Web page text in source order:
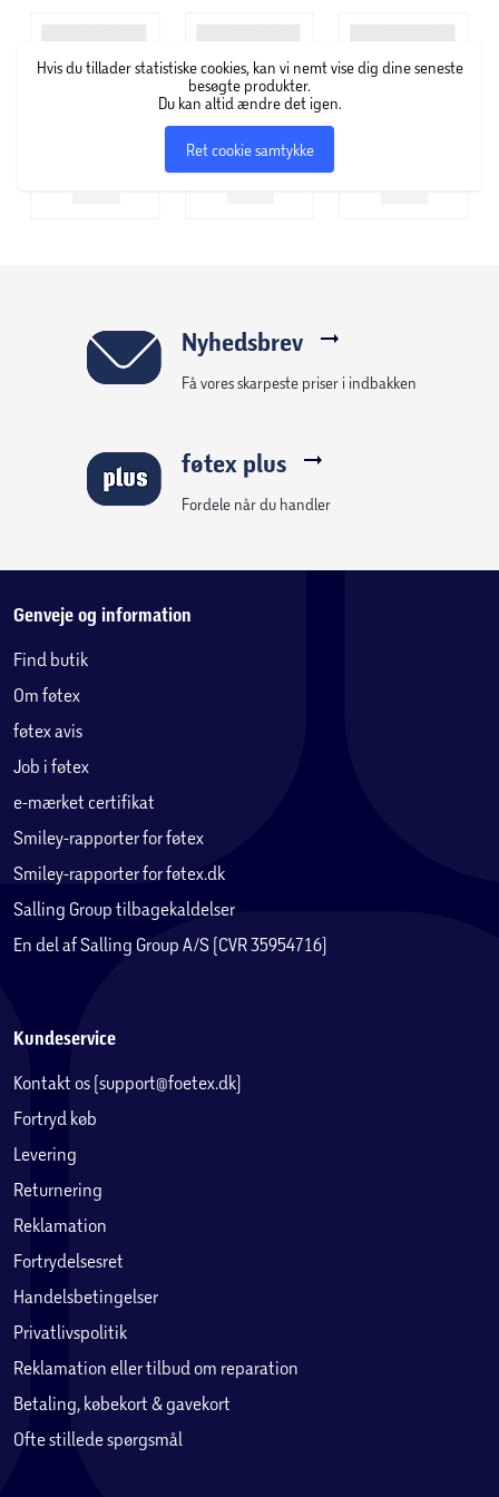
Legemaden er en fantastisk måde for børn at udforske og
efterligne situationer fra madlavning, indkøb og
maden kommer fra, hvad der sker med maden i kroppen,
og hvornår vi typisk spiser den. Dette kan hjælpe med at
Hvis du tillader statistiske cookies, kan vi nemt vise dig dine seneste
besøgte produkter.
Du kan altid ændre det igen.
Ret cookie samtykke
Nyhedsbrev
Få vores skarpeste priser i indbakken
føtex plus
Fordele når du handler
Genveje og information
Find butik
Om føtex
føtex avis
Job i føtex
e-mærket certifikat
Smiley-rapporter for føtex
Smiley-rapporter for føtex.dk
Salling Group tilbagekaldelser
En del af Salling Group A/S (CVR 35954716)
Kundeservice
Kontakt os (support@foetex.dk)
Fortryd køb
Levering
Returnering
Reklamation
Fortrydelsesret
Handelsbetingelser
Privatlivspolitik
Reklamation eller tilbud om reparation
Betaling, købekort & gavekort
Ofte stillede spørgsmål